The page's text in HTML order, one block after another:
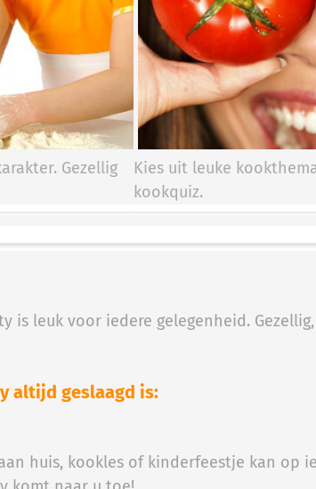
Gezellig
Kies uit leuke
kookquiz.
is leuk voor iedere gelegenheid.
altijd geslaagd is:
huis, kookles of kinderfeestje kan op